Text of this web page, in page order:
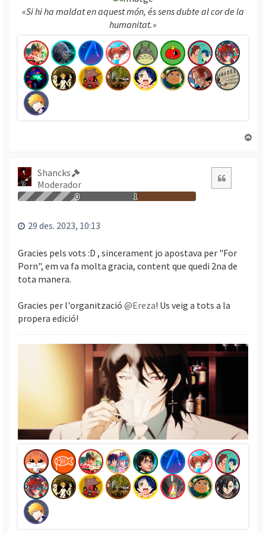
«Si hi ha maldat en aquest món, és sens dubte al cor de la
humanitat.»
Shancks
Moderador
0 1
29 des. 2023, 10:13
Gracies pels vots :D , sincerament jo apostava per "For
Porn", em va fa molta gracia, content que quedi 2na de
tota manera.
Gracies per l'organització @Ereza! Us veig a tots a la
propera edició!